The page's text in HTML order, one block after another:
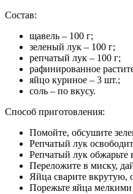
Состав:
щавель – 100 г;
зеленый лук – 100 г;
репчатый лук – 100 г;
рафинированное
яйцо куриное – 3 шт.;
соль – по вкусу.
Способ приготовления:
Помойте, обсушите
Репчатый лук
Репчатый лук обжарьте
Переложите в миску,
Яйца сварите вкрутую,
Порежьте яйца